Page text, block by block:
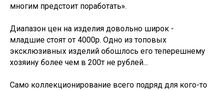
многим предстоит поработать».
Диапазон цен на изделия довольно широк -
младшие стоят от 4000р. Одно из топовых
эксклюзивных изделий обошлось его теперешнему
хозяину более чем в 200т не рублей...
Само коллекционирование всего подряд для кого-то